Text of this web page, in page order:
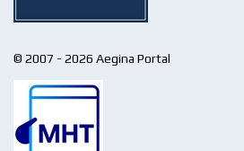
© 2007 - 2026 Aegina Portal